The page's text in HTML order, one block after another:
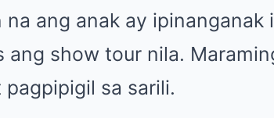
ang anak ay ipinanganak
ang show tour nila.
sa sarili.